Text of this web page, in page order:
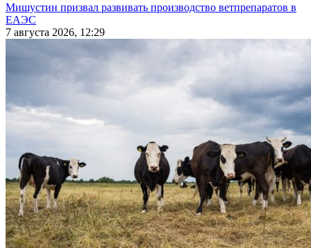
Мишустин призвал развивать производство ветпрепаратов в
ЕАЭС
7 августа 2026, 12:29